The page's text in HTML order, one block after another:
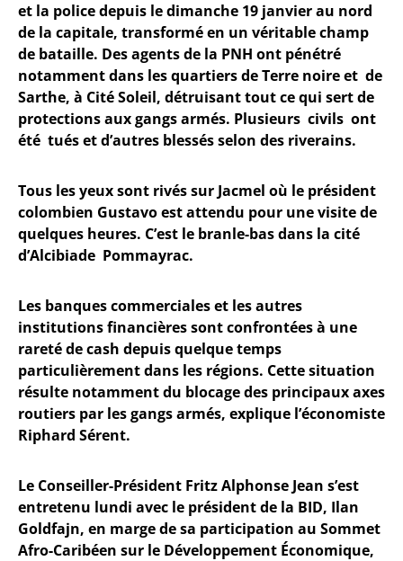
et la police depuis le dimanche 19 janvier au nord
de la capitale, transformé en un véritable champ
de bataille. Des agents de la PNH ont pénétré
notamment dans les quartiers de Terre noire et de
Sarthe, à Cité Soleil, détruisant tout ce qui sert de
protections aux gangs armés. Plusieurs civils ont
été tués et d’autres blessés selon des riverains.
Tous les yeux sont rivés sur Jacmel où le président
colombien Gustavo est attendu pour une visite de
quelques heures. C’est le branle-bas dans la cité
d’Alcibiade Pommayrac.
Les banques commerciales et les autres
institutions financières sont confrontées à une
rareté de cash depuis quelque temps
particulièrement dans les régions. Cette situation
résulte notamment du blocage des principaux axes
routiers par les gangs armés, explique l’économiste
Riphard Sérent.
Le Conseiller-Président Fritz Alphonse Jean s’est
entretenu lundi avec le président de la BID, Ilan
Goldfajn, en marge de sa participation au Sommet
Afro-Caribéen sur le Développement Économique,